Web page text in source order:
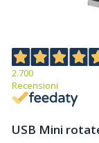
2.700
Recensioni
USB Mini